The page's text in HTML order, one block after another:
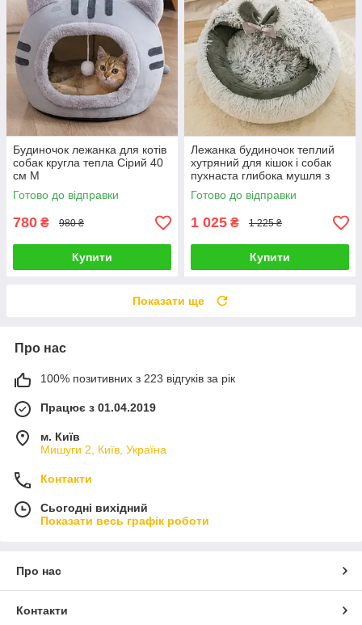
Будиночок лежанка для котів
собак кругла тепла Сірий 40
см M
Готово до відправки
780 ₴ 980 ₴
Купити
Лежанка будиночок теплий
хутряний для кішок і собак
пухнаста глибока мушля з
капюшоном 50 см, Сірий
Готово до відправки
1 025 ₴ 1 225 ₴
Купити
Показати ще
Про нас
100% позитивних з 223 відгуків за рік
Працює з 01.04.2019
м. Київ
Мишуги 2, Київ, Україна
Контакти
Сьогодні вихідний
Показати весь графік роботи
Про нас
Контакти